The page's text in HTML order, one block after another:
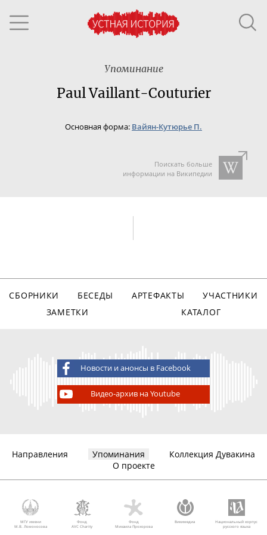
Упоминание
Paul Vaillant-Couturier
Основная форма: Вайян-Кутюрье П.
Поискать больше
информации на Википедии
СБОРНИКИ БЕСЕДЫ АРТЕФАКТЫ
УЧАСТНИКИ
ЗАМЕТКИ
КАТАЛОГ
Новости и анонсы в Facebook
Видео-архив на Youtube
Направления Упоминания
Коллекция Дувакина
О проекте
МГУ имени
М.В. Ломоносова
Фонд
AVC Charity
Фонд
Михаила Прохорова
Викимедиа
Национальный корпус
русского языка